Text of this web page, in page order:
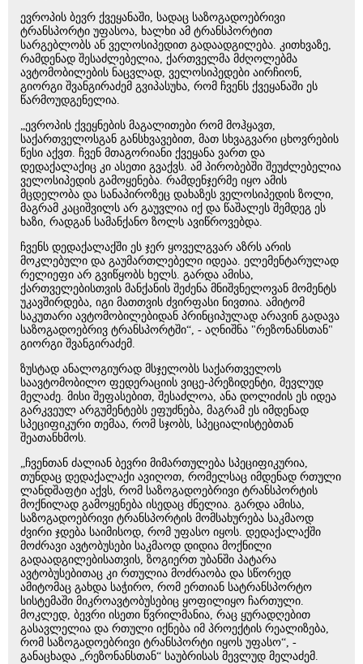
ევროპის ბევრ ქვეყანაში, სადაც საზოგადოებრივი
ტრანსპორტი უფასოა, ხალხი ამ ტრანსპორტით
სარგებლობს ან ველოსიპედით გადაადგილება. კითხვაზე,
რამდენად შესაძლებელია, ქართველმა მძღოლებმა
ავტომობილების ნაცვლად, ველოსიპედები აირჩიონ,
გიორგი შვანგირაძემ გვიპასუხა, რომ ჩვენს ქვეყანაში ეს
წარმოუდგენელია.
„ევროპის ქვეყნების მაგალითები რომ მოჰყავთ,
საქართველოსგან განსხვავებით, მათ სხვაგვარი ცხოვრების
წესი აქვთ. ჩვენ მთაგორიანი ქვეყანა ვართ და
დედაქალაქიც კი ასეთი გვაქვს. ამ პირობებში შეუძლებელია
ველოსიპედის გამოყენება. რამდენჯერმე იყო ამის
მცდელობა და სანაპიროზეც დახაზეს ველოსიპედის ზოლი,
მაგრამ კაციშვილს არ გაუვლია იქ და წაშალეს შემდეგ ეს
ხაზი, რადგან სამანქანო ზოლს ავიწროვებდა.
ჩვენს დედაქალაქში ეს ჯერ ყოველგვარ აზრს არის
მოკლებული და გაუმართლებელი იდეაა. ელემენტარულად
რელიეფი არ გვიწყობს ხელს. გარდა ამისა,
ქართველებისთვის მანქანის შეძენა მნიშვნელოვან მომენტს
უკავშირდება, იგი მათთვის ძვირფასი ნივთია. ამიტომ
საკუთარი ავტომობილებიდან პრინციპულად არავინ გადავა
საზოგადოებრივ ტრანსპორტში“, - აღნიშნა "რეზონანსთან"
გიორგი შვანგირაძემ.
ზუსტად ანალოგიურად მსჯელობს საქართველოს
საავტომობილო ფედერაციის ვიცე-პრეზიდენტი, მევლუდ
მელაძე. მისი შეფასებით, შესაძლოა, ანა დოლიძის ეს იდეა
გარკვეულ არგუმენტებს ეფუძნება, მაგრამ ეს იმდენად
სპეციფიკური თემაა, რომ სჯობს, სპეციალისტებთან
შეათანხმოს.
„ჩვენთან ძალიან ბევრი მიმართულება სპეციფიკურია,
თუნდაც დედაქალაქი ავიღოთ, რომელსაც იმდენად რთული
ლანდშაფტი აქვს, რომ საზოგადოებრივი ტრანსპორტის
მოქნილად გამოყენება ისედაც ძნელია. გარდა ამისა,
საზოგადოებრივი ტრანსპორტის მომსახურება საკმაოდ
ძვირი ჯდება საიმისოდ, რომ უფასო იყოს. დედაქალაქში
მოძრავი ავტობუსები საკმაოდ დიდია მოქნილი
გადაადგილებისათვის, ზოგიერთ უბანში პატარა
ავტობუსებითაც კი რთულია მოძრაობა და სწორედ
ამიტომაც გახდა საჭირო, რომ ერთიან სატრანსპორტო
სისტემაში მიკროავტობუსებიც ყოფილიყო ჩართული.
მოკლედ, ბევრი ისეთი წვრილმანია, რაც ყურადღებით
გასავლელია და რთული იქნება იმ პროექტის რეალიზება,
რომ საზოგადოებრივი ტრანსპორტი იყოს უფასო“, -
განაცხადა „რეზონანსთან“ საუბრისას მევლუდ მელაძემ.